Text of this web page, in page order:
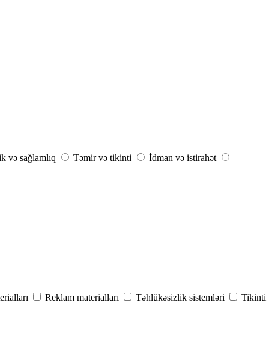
və sağlamlıq Təmir və tikinti
İdman və istirahət
Reklam materialları Təhlükəsizlik sistemləri
Tikinti